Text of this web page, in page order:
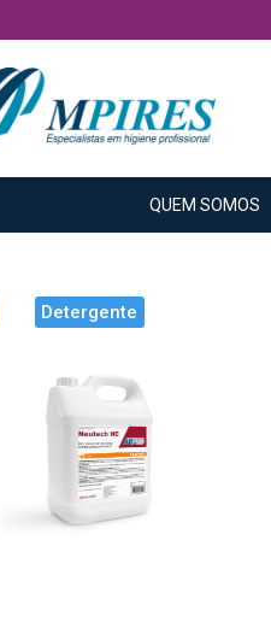
QUEM SOMOS
Detergente